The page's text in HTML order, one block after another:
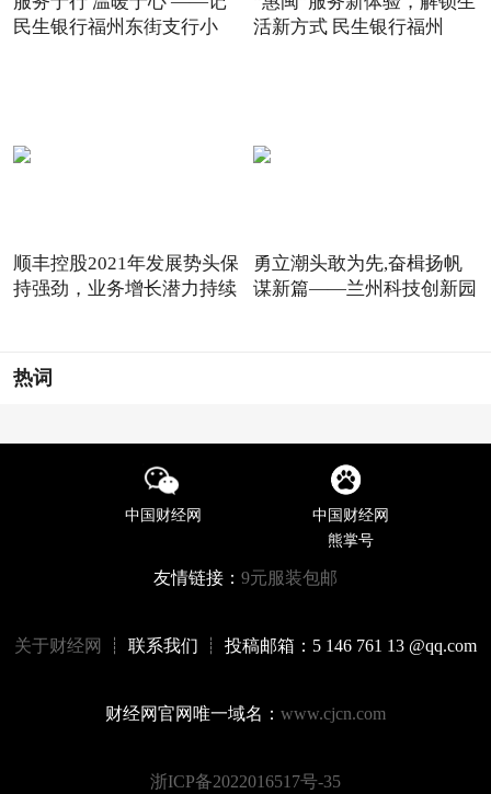
民生银行福州东街支行小
活新方式 民生银行福州
顺丰控股2021年发展势头保
持强劲，业务增长潜力持续
勇立潮头敢为先,奋楫扬帆
谋新篇——兰州科技创新园
热词
中国财经网
中国财经网
熊掌号
友情链接： 9元服装包邮
关于财经网 ┊ 联系我们 ┊ 投稿邮箱：5 146 761 13 @qq.com
财经网官网唯一域名： www.cjcn.com
浙ICP备2022016517号-35